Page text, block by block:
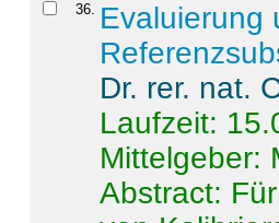
36. Evaluierung
Dr. rer. nat.
Laufzeit:
Mittelgeber:
Abstract: